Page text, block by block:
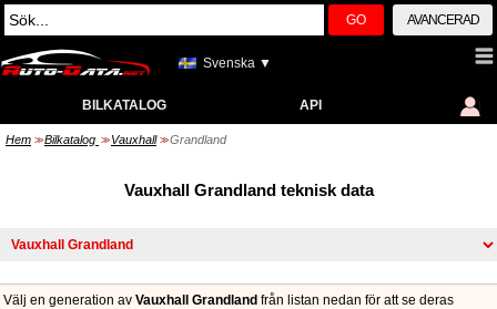
GO AVANCERAD
Svenska ▼
BILKATALOG API
Hem >> Bilkatalog >> Vauxhall >> Grandland
Vauxhall Grandland teknisk data
Välj en generation av Vauxhall Grandland från listan nedan för att se deras